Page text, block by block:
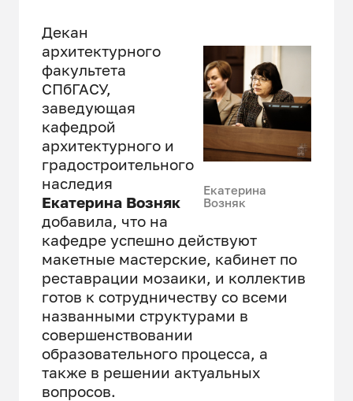
Екатерина
Возняк
Декан
архитектурного
факультета
СПбГАСУ,
заведующая
кафедрой
архитектурного и
градостроительного
наследия
Екатерина Возняк
добавила, что на
кафедре успешно действуют
макетные мастерские, кабинет по
реставрации мозаики, и коллектив
готов к сотрудничеству со всеми
названными структурами в
совершенствовании
образовательного процесса, а
также в решении актуальных
вопросов.